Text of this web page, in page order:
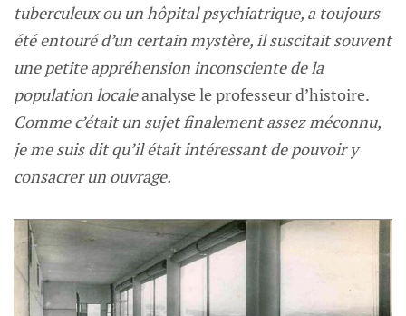
tuberculeux ou un hôpital psychiatrique, a toujours
été entouré d’un certain mystère, il suscitait souvent
une petite appréhension inconsciente de la
population localeanalyse le professeur d’histoire.
Comme c’était un sujet finalement assez méconnu,
je me suis dit qu’il était intéressant de pouvoir y
consacrer un ouvrage.